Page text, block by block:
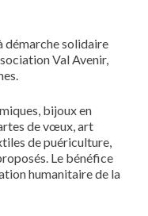
démarche solidaire
Val Avenir,
bijoux en
de vœux, art
de puériculture,
Le bénéfice
humanitaire de la